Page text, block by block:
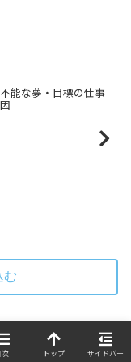
能な夢・目標の仕事
む
次 トップ サイドバー